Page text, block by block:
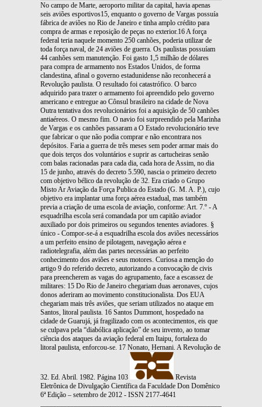
No campo de Marte, aeroporto militar da capital, havia apenas
seis aviões esportivos15, enquanto o governo de Vargas possuía
fábrica de aviões no Rio de Janeiro e tinha amplo crédito para
compra de armas e reposição de peças no exterior.16 A força
federal teria naquele momento 250 canhões, poderia utilizar de
toda força naval, de 24 aviões de guerra. Os paulistas possuíam
44 canhões sem manutenção. Foi gasto 1,5 milhão de dólares
para compra de armamento nos Estados Unidos, de forma
clandestina, afinal o governo estadunidense não reconhecerá a
Revolução paulista. O resultado foi catastrófico. O barco
adquirido para trazer o armamento foi apreendido pelo governo
americano e entregue ao Cônsul brasileiro na cidade de Nova
Outra tentativa dos revolucionários foi a aquisição de 50 canhões
antiaéreos. O mesmo fim. O navio foi surpreendido pela Marinha
de Vargas e os canhões passaram a O Estado revolucionário teve
que fabricar o que não podia comprar e não encontrara nos
depósitos. Faria a guerra de três meses sem poder armar mais do
que dois terços dos voluntários e suprir as cartucheiras senão
com balas racionadas para cada dia, cada hora de Assim, no dia
15 de junho, através do decreto 5.590, nascia o primeiro decreto
com objetivo bélico da revolução de 32. Era criado o Grupo
Misto Ar Aviação da Força Publica do Estado (G. M. A. P.), cujo
objetivo era implantar uma força aérea estadual, mas também
previa a criação de uma escola de aviação, conforme: Art. 7.º - A
esquadrilha escola será comandada por um capitão aviador
auxiliado por dois primeiros ou segundos tenentes aviadores. §
único - Compor-se-á a esquadrilha escola dos aviões necessários
a um perfeito ensino de pilotagem, navegação aérea e
radiotelegrafia, além das partes necessárias ao perfeito
conhecimento dos aviões e seus motores. Curiosa a menção do
artigo 9 do referido decreto, autorizando a convocação de civis
para preencherem as vagas do agrupamento, face a escassez de
militares: 15 Do Rio de Janeiro chegariam duas aeronaves, cujos
donos aderiram ao movimento constitucionalista. Dos EUA
chegariam mais três aviões, que seriam utilizados no ataque em
Santos, litoral paulista. 16 Santos Dummont, hospedado na
cidade de Guarujá, já fragilizado com os acontecimentos, eis que
se culpava pela “diabólica aplicação” de seu invento, ao tomar
ciência dos ataques da aviação federal em Itaipu, fortaleza do
litoral paulista, enforcou-se. 17 Nonato, Hernani. A Revolução de
32. Ed. Abril. 1982. Página 103
Revista
Eletrônica de Divulgação Científica da Faculdade Don Domênico
6ª Edição – setembro de 2012 - ISSN 2177-4641